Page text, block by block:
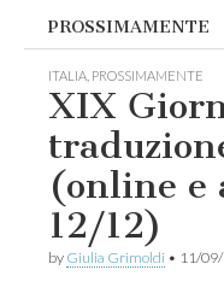
PROSSIMAMENTE
ITALIA PROSSIMAMENTE
XIX
(online e
12/12)
by Giulia Grimoldi • 11/